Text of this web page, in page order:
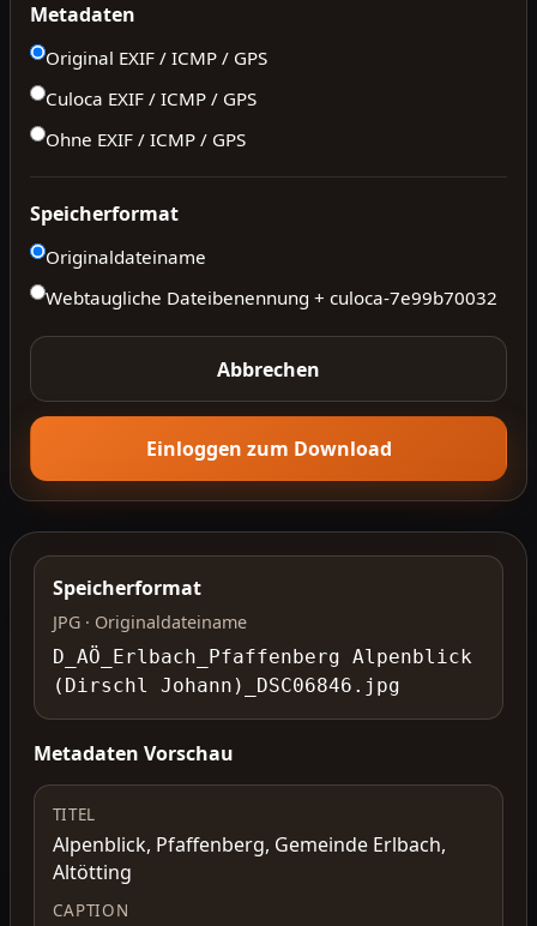
Metadaten
Original EXIF / ICMP / GPS
Culoca EXIF / ICMP / GPS
Ohne EXIF / ICMP / GPS
Speicherformat
Originaldateiname
Webtaugliche Dateibenennung + culoca-7e99b70032
Abbrechen
Einloggen zum Download
Speicherformat
JPG · Originaldateiname
D_AÖ_Erlbach_Pfaffenberg Alpenblick
(Dirschl Johann)_DSC06846.jpg
Metadaten Vorschau
TITEL
Alpenblick, Pfaffenberg, Gemeinde Erlbach,
Altötting
CAPTION